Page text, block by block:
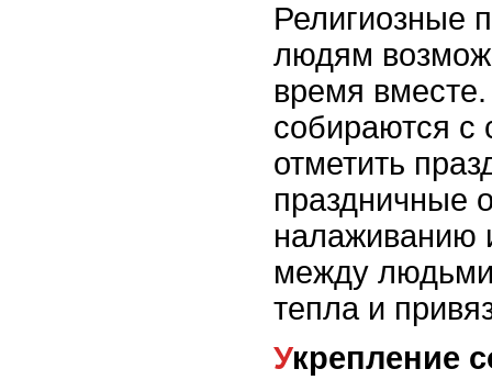
Религиозные
людям
время
собираются с
отметить
праздничные
налаживанию
между
тепла и
Укрепление